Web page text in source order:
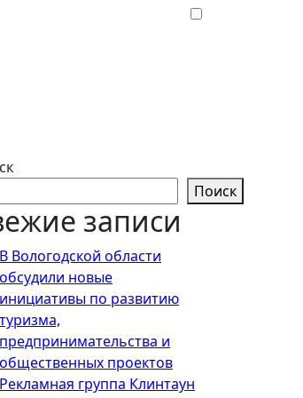
Поиск
записи
В Вологодской области
обсудили новые
инициативы по развитию
туризма,
предпринимательства и
общественных проектов
Рекламная группа Клинтаун